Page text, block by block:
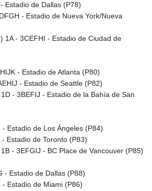
CNH 7.773295
COP
CRC 525.120121
CVE 110.287357
CZK 24.243908
DJF 205.567023
DZD 153.102878
EGP 57.247371
ERN 17.283128
FJD 2.552604
FKP 0.856369
Estadio de Dallas (P78)
- Estadio de Nueva York/Nueva
1A - 3CEFHI - Estadio de Ciudad de
- Estadio de Atlanta (P80)
- Estadio de Seattle (P82)
- 3BEFIJ - Estadio de la Bahía de San
Estadio de Los Ángeles (P84)
Estadio de Toronto (P83)
- 3EFGIJ - BC Place de Vancouver (P85)
- Estadio de Dallas (P88)
Estadio de Miami (P86)